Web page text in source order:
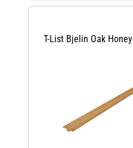
T-List Bjelin Oak Honey